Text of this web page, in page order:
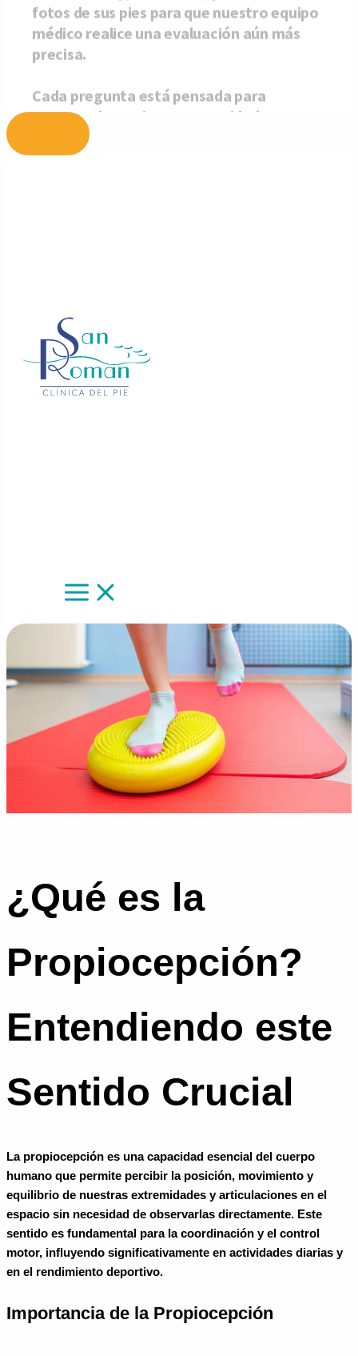
¿Qué es la
Propiocepción?
Entendiendo este
Sentido Crucial
La propiocepción es una capacidad esencial del cuerpo
humano que permite percibir la posición, movimiento y
equilibrio de nuestras extremidades y articulaciones en el
espacio sin necesidad de observarlas directamente. Este
sentido es fundamental para la coordinación y el control
motor, influyendo significativamente en actividades diarias y
en el rendimiento deportivo.
Importancia de la Propiocepción